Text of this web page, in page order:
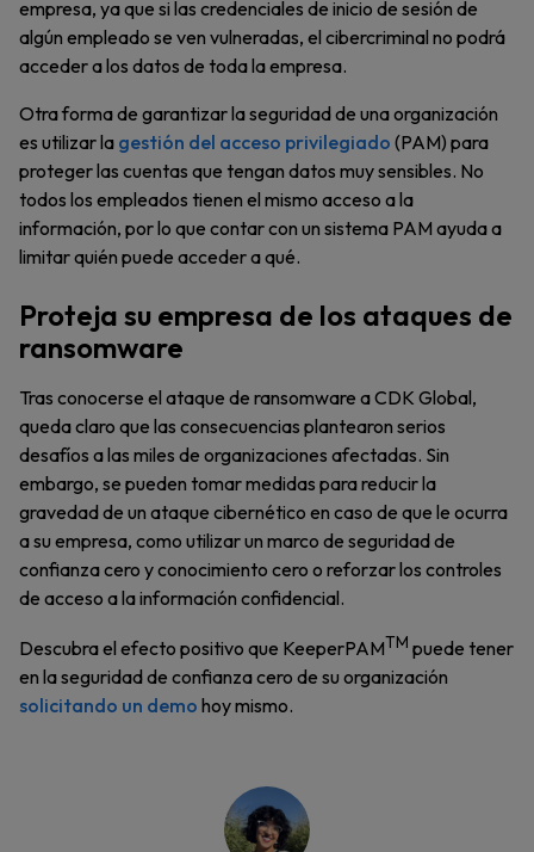
empresa, ya que si las credenciales de inicio de sesión de
algún empleado se ven vulneradas, el cibercriminal no podrá
acceder a los datos de toda la empresa.
Otra forma de garantizar la seguridad de una organización
es utilizar la gestión del acceso privilegiado (PAM) para
proteger las cuentas que tengan datos muy sensibles. No
todos los empleados tienen el mismo acceso a la
información, por lo que contar con un sistema PAM ayuda a
limitar quién puede acceder a qué.
Proteja su empresa de los ataques de
ransomware
Tras conocerse el ataque de ransomware a CDK Global,
queda claro que las consecuencias plantearon serios
desafíos a las miles de organizaciones afectadas. Sin
embargo, se pueden tomar medidas para reducir la
gravedad de un ataque cibernético en caso de que le ocurra
a su empresa, como utilizar un marco de seguridad de
confianza cero y conocimiento cero o reforzar los controles
de acceso a la información confidencial.
Descubra el efecto positivo que KeeperPAMTM puede tener
en la seguridad de confianza cero de su organización
solicitando un demo hoy mismo.